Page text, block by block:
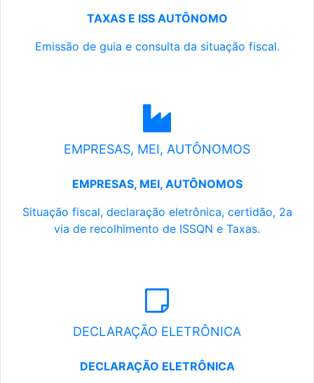
TAXAS E ISS AUTÔNOMO
Emissão de guia e consulta da situação fiscal.
EMPRESAS, MEI, AUTÔNOMOS
EMPRESAS, MEI, AUTÔNOMOS
Situação fiscal, declaração eletrônica, certidão, 2a
via de recolhimento de ISSQN e Taxas.
DECLARAÇÃO ELETRÔNICA
DECLARAÇÃO ELETRÔNICA